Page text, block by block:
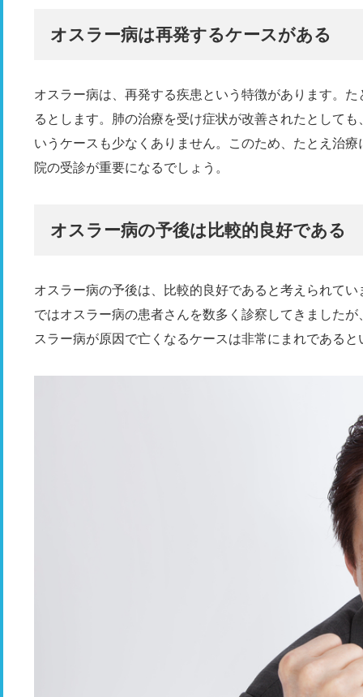
オスラー病は再発するケースがある
オスラー病は、再発する疾患という特徴があります。
るとします。肺の治療を受け症状が改善されたとして
いうケースも少なくありません。このため、たとえ治
院の受診が重要になるでしょう。
オスラー病の予後は比較的良好である
オスラー病の予後は、比較的良好であると考えられて
ではオスラー病の患者さんを数多く診察してきました
スラー病が原因で亡くなるケースは非常にまれである